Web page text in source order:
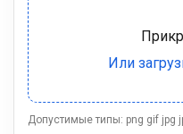
Допустимые типы: png gif jpg